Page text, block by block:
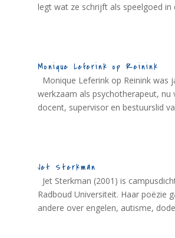
legt wat ze schrijft als speelgoed in
Monique Leferink op Reinink
Monique Leferink op Reinink was
werkzaam als psychotherapeut, nu
docent, supervisor en bestuurslid
Jet Sterkman
Jet Sterkman (2001) is
Radboud Universiteit. Haar poëzie
andere over engelen, autisme,